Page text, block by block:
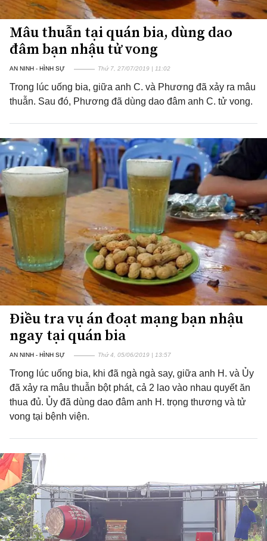
Mâu thuẫn tại quán bia, dùng dao
đâm bạn nhậu tử vong
AN NINH - HÌNH SỰ Thứ 7, 27/07/2019 | 11:02
Trong lúc uống bia, giữa anh C. và Phương đã xảy ra mâu
thuẫn. Sau đó, Phương đã dùng dao đâm anh C. tử vong.
Điều tra vụ án đoạt mạng bạn nhậu
ngay tại quán bia
AN NINH - HÌNH SỰ Thứ 4, 05/06/2019 | 13:57
Trong lúc uống bia, khi đã ngà ngà say, giữa anh H. và Ủy
đã xảy ra mâu thuẫn bột phát, cả 2 lao vào nhau quyết ăn
thua đủ. Ủy đã dùng dao đâm anh H. trọng thương và tử
vong tại bệnh viện.